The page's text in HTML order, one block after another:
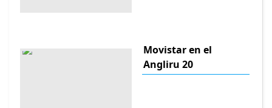
Movistar en el
Angliru 20